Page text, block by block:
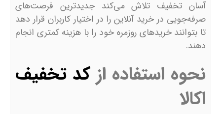
آسان تخفیف تلاش می‌کند جدیدترین فرصت‌های
صرفه‌جویی در خرید آنلاین را در اختیار کاربران قرار دهد
تا بتوانند خریدهای روزمره خود را با هزینه کمتری انجام
دهند.
نحوه استفاده ازکد تخفیف
اکالا